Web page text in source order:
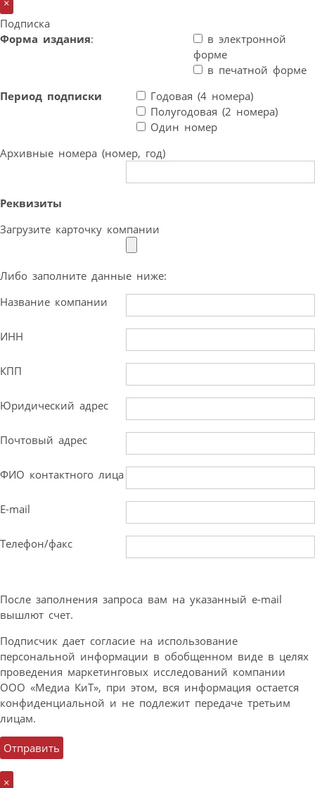
Подписка
Форма издания:
в электронной
форме
в печатной форме
Период подписки
Годовая (4 номера)
Полугодовая (2 номера)
Один номер
Архивные номера (номер, год)
Реквизиты
Загрузите карточку компании
Либо заполните данные ниже:
Название компании
ИНН
КПП
Юридический адрес
Почтовый адрес
ФИО контактного лица
E-mail
Телефон/факс
После заполнения запроса вам на указанный e-mail
вышлют счет.
Подписчик дает согласие на использование
персональной информации в обобщенном виде в целях
проведения маркетинговых исследований компании
ООО «Медиа КиТ», при этом, вся информация остается
конфиденциальной и не подлежит передаче третьим
лицам.
×